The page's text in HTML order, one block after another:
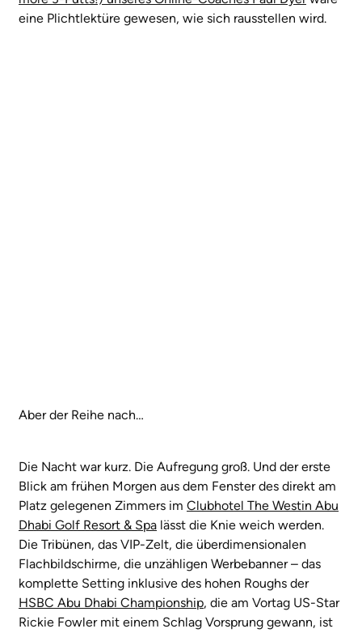
eine Plichtlektüre gewesen, wie sich rausstellen wird.
Aber der Reihe nach…
Die Nacht war kurz. Die Aufregung groß. Und der erste
Blick am frühen Morgen aus dem Fenster des direkt am
Platz gelegenen Zimmers im Clubhotel The Westin Abu
Dhabi Golf Resort & Spa lässt die Knie weich werden.
Die Tribünen, das VIP-Zelt, die überdimensionalen
Flachbildschirme, die unzähligen Werbebanner – das
komplette Setting inklusive des hohen Roughs der
HSBC Abu Dhabi Championship, die am Vortag US-Star
Rickie Fowler mit einem Schlag Vorsprung gewann, ist